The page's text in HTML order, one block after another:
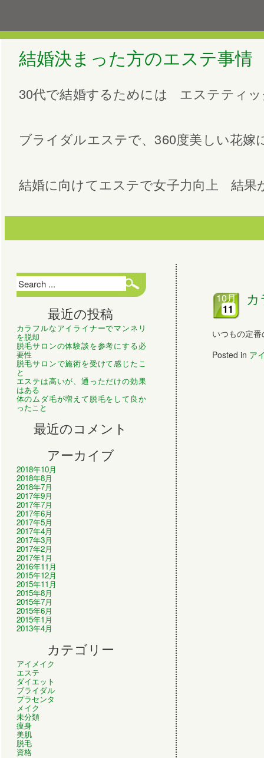
結婚決まった方のエステ事情
30代で結婚するためには エステティ
ブライダルエステで、360度美しい花嫁
結婚に向けてエステで女子力向上 結果
最近の投稿
カラフルなアイライナーでマンネリ
を脱却
脱毛サロンの体験談を参考にする必
要性
脱毛サロンで施術を受けて感じたこ
と
エステは高いが、通っただけの効果
はある
体のムダ毛が増えて脱毛をして良か
ったこと
最近のコメント
アーカイブ
2018年10月
2018年8月
2018年7月
2017年9月
2017年7月
2017年6月
2017年5月
2017年4月
2017年3月
2017年2月
2017年1月
2016年11月
2015年12月
2015年11月
2015年8月
2015年7月
2015年6月
2015年1月
2013年4月
カテゴリー
アイメイク
エステ
ダイエット
ブライダル
プラセンタ
メイク
未分類
痩身
美肌
脱毛
資格
10月
11
いつもの定
Posted in ア